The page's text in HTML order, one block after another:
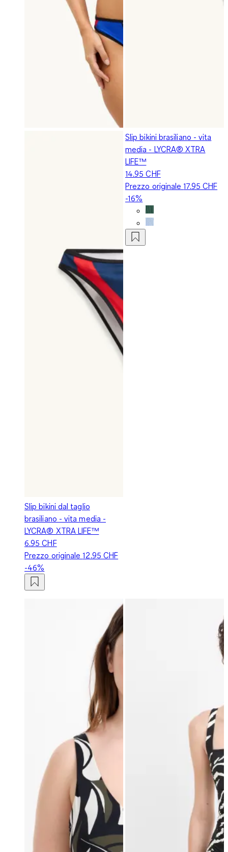
Slip bikini dal taglio
brasiliano - vita media -
LYCRA® XTRA LIFE™
6.95 CHF
Prezzo originale12.95 CHF
-46%
Slip bikini brasiliano - vita
media - LYCRA® XTRA
LIFE™
14.95 CHF
Prezzo originale17.95 CHF
-16%